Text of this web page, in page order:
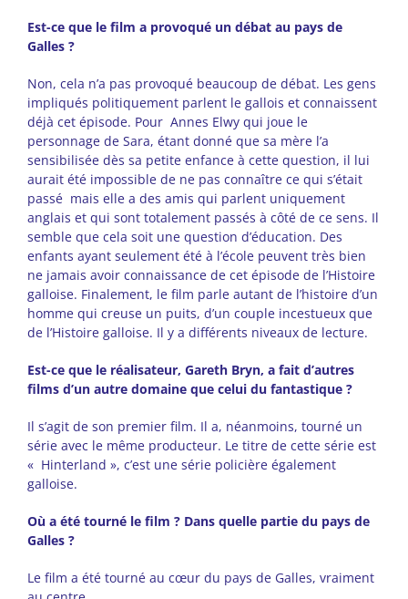
Est-ce que le film a provoqué un débat au pays de
Galles ?
Non, cela n’a pas provoqué beaucoup de débat. Les gens
impliqués politiquement parlent le gallois et connaissent
déjà cet épisode. Pour Annes Elwy qui joue le
personnage de Sara, étant donné que sa mère l’a
sensibilisée dès sa petite enfance à cette question, il lui
aurait été impossible de ne pas connaître ce qui s’était
passé mais elle a des amis qui parlent uniquement
anglais et qui sont totalement passés à côté de ce sens. Il
semble que cela soit une question d’éducation. Des
enfants ayant seulement été à l’école peuvent très bien
ne jamais avoir connaissance de cet épisode de l’Histoire
galloise. Finalement, le film parle autant de l’histoire d’un
homme qui creuse un puits, d’un couple incestueux que
de l’Histoire galloise. Il y a différents niveaux de lecture.
Est-ce que le réalisateur, Gareth Bryn, a fait d’autres
films d’un autre domaine que celui du fantastique ?
Il s’agit de son premier film. Il a, néanmoins, tourné un
série avec le même producteur. Le titre de cette série est
« Hinterland », c’est une série policière également
galloise.
Où a été tourné le film ? Dans quelle partie du pays de
Galles ?
Le film a été tourné au cœur du pays de Galles, vraiment